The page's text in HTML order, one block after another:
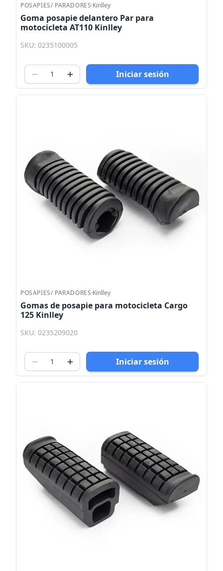
POSAPIES/ PARADORES·Kinlley
Goma posapie delantero Par para
motocicleta AT110 Kinlley
SKU: 0235100005
Iniciar sesión
POSAPIES/ PARADORES·Kinlley
Gomas de posapie para motocicleta Cargo
125 Kinlley
SKU: 0235209020
Iniciar sesión